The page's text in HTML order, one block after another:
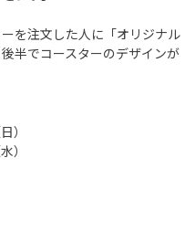
を注文した人に「オリジナル
半でコースターのデザインが
）
）